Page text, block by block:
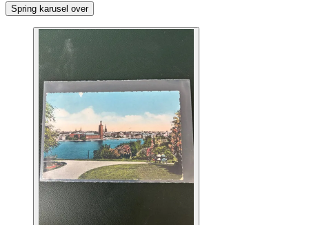
Spring karusel over